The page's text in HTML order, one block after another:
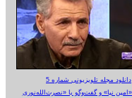
دانلود مجله تلویزیونی شماره 5